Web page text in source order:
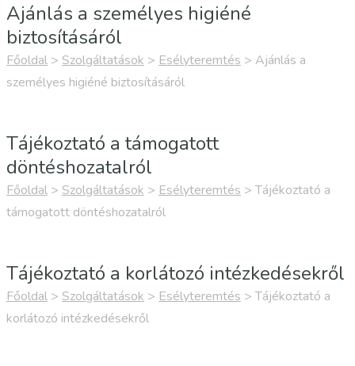
Ajánlás a személyes higiéné
biztosításáról
Főoldal > Szolgáltatások > Esélyteremtés > Ajánlás a
személyes higiéné biztosításáról
Tájékoztató a támogatott
döntéshozatalról
Főoldal > Szolgáltatások > Esélyteremtés >Tájékoztató a
támogatott döntéshozatalról
Tájékoztató a korlátozó intézkedésekről
Főoldal > Szolgáltatások > Esélyteremtés >Tájékoztató a
korlátozó intézkedésekről